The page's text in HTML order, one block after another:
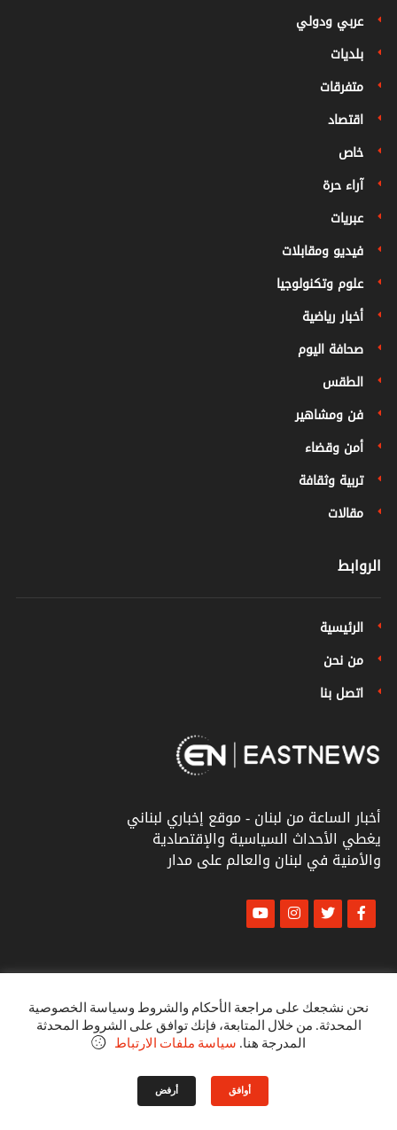
عربي ودولي
بلديات
متفرقات
اقتصاد
خاص
آراء حرة
عبريات
فيديو ومقابلات
علوم وتكنولوجيا
أخبار رياضية
صحافة اليوم
الطقس
فن ومشاهير
أمن وقضاء
تربية وثقافة
مقالات
الروابط
الرئيسية
من نحن
اتصل بنا
أخبار الساعة من لبنان - موقع إخباري لبناني
يغطي الأحداث السياسية والإقتصادية
والأمنية في لبنان والعالم على مدار
© أخبار الشرقكل الحقوق محفوظة ٢٠٢٣
البنود و الظروف
نحن نشجعك على مراجعة الأحكام والشروط وسياسة الخصوصية
المحدثة. من خلال المتابعة، فإنك توافق على الشروط المحدثة
المدرجة هنا. سياسة ملفات الارتباط
أوافق أرفض